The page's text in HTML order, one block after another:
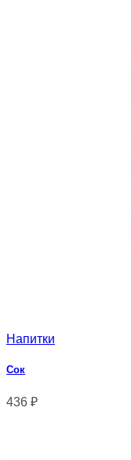
Напитки
Сок
436 ₽